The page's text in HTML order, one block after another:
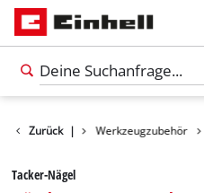
Zurück |
Zubehör Werkzeugzubehör
Tacker-Nägel